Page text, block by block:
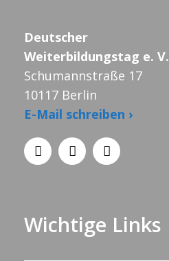
Deutscher
Weiterbildungstag e. V.
Schumannstraße 17
10117 Berlin
E-Mail schreiben ›
Wichtige Links